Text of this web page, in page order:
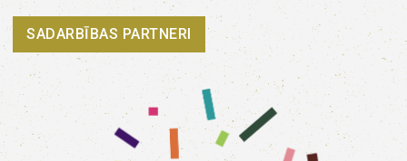
SADARBĪBAS PARTNERI